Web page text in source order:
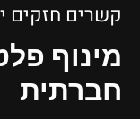
קשרים חזקים
מינוף
חברתית